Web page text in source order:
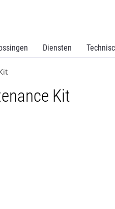
Diensten
Kit